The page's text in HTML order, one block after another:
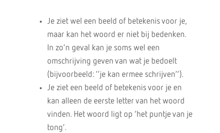
Je ziet wel een beeld of betekenis voor je,
maar kan het woord er niet bij bedenken.
In zo’n geval kan je soms wel een
omschrijving geven van wat je bedoelt
(bijvoorbeeld: ‘’je kan ermee schrijven’’).
Je ziet een beeld of betekenis voor je en
kan alleen de eerste letter van het woord
vinden. Het woord ligt op ‘het puntje van je
tong’.